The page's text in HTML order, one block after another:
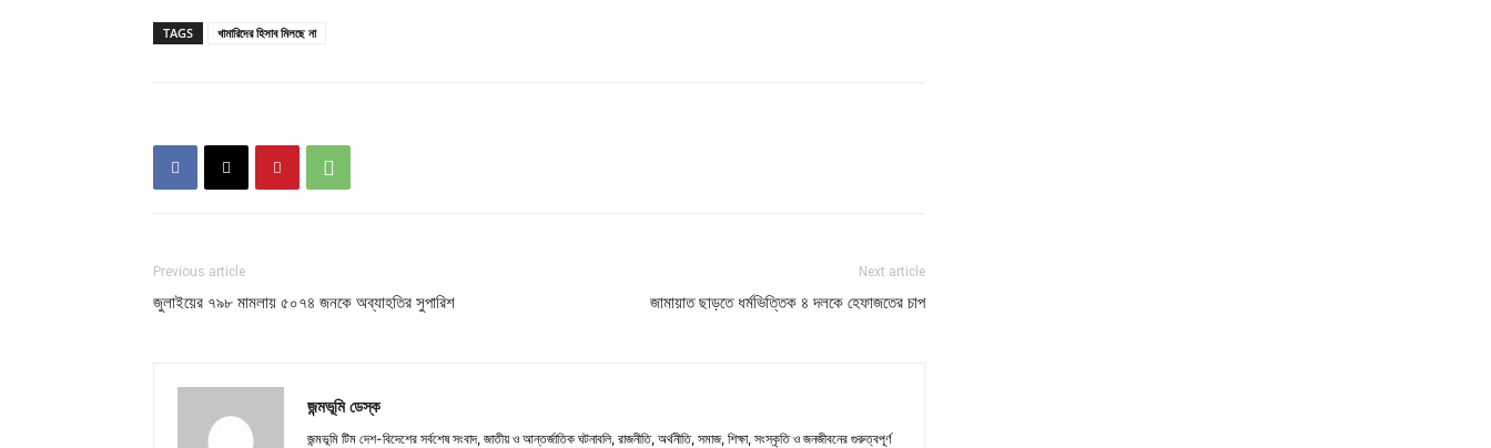
TAGS খামারিদের হিসাব মিলছে না
Previous article
জুলাইয়ের ৭৯৮ মামলায় ৫০৭৪ জনকে অব্যাহতির সুপারিশ
Next article
জামায়াত ছাড়তে ধর্মভিত্তিক ৪ দলকে হেফাজতের চাপ
জন্মভূমি ডেস্ক
জন্মভূমি টিম দেশ-বিদেশের সর্বশেষ সংবাদ, জাতীয় ও আন্তর্জাতিক ঘটনাবলি, রাজনীতি, অর্থনীতি, সমাজ, শিক্ষা, সংস্কৃতি ও জনজীবনের গুরুত্বপূর্ণ